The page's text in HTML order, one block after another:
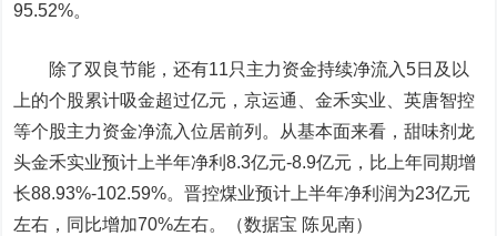
95.52%。
除了双良节能，还有11只主力资金持续净流入5日及以
上的个股累计吸金超过亿元，京运通、金禾实业、英唐智控
等个股主力资金净流入位居前列。从基本面来看，甜味剂龙
头金禾实业预计上半年净利8.3亿元-8.9亿元，比上年同期增
长88.93%-102.59%。晋控煤业预计上半年净利润为23亿元
左右，同比增加70%左右。（数据宝 陈见南）